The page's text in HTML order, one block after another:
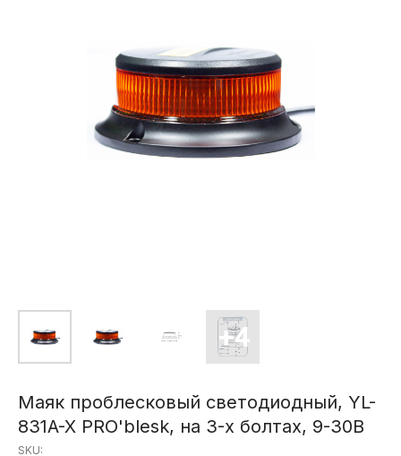
Маяк проблесковый светодиодный, YL-
831A-X PRO'blesk, на 3-х болтах, 9-30В
SKU: